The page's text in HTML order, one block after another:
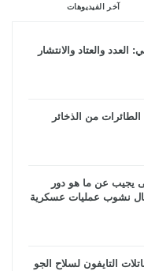
آخر الفيديوهات
والعتاد والانتشار
من الذخائر
يجيب عن ما هو دور
حال نشوب عمليات عسكرية
مقاتلات التايفون لسلاح الجو